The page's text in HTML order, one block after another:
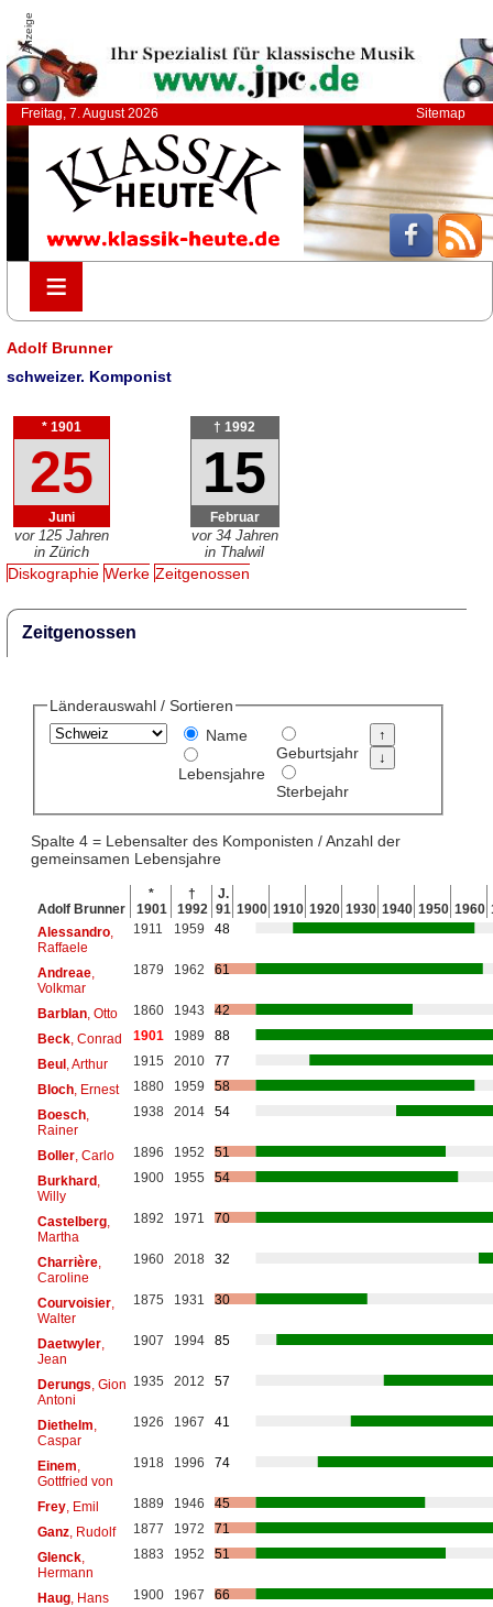
Anzeige
Freitag, 7. August 2026 Sitemap
≡
≡
Adolf Brunner
schweizer. Komponist
* 1901
25
Juni
vor 125 Jahren
in Zürich
† 1992
15
Februar
vor 34 Jahren
in Thalwil
Diskographie Werke Zeitgenossen
Zeitgenossen
Länderauswahl / Sortieren
Name
Lebensjahre
Geburtsjahr
Sterbejahr
Spalte 4 = Lebensalter des Komponisten / Anzahl der
gemeinsamen Lebensjahre
Adolf Brunner
*
1901
†
1992
J.
91 1900 1910 1920 1930 1940 1950 1960
Alessandro,
Raffaele
1911 1959 48
Andreae,
Volkmar
1879 1962 61
Barblan, Otto 1860 1943
42
Beck, Conrad 1901 1989
88
Beul, Arthur 1915 2010
77
Bloch, Ernest 1880 1959
58
Boesch,
Rainer
1938 2014 54
Boller, Carlo 1896 1952
51
Burkhard,
Willy
1900 1955 54
Castelberg,
Martha
1892 1971 70
Charrière,
Caroline
1960 2018 32
Courvoisier,
Walter
1875 1931 30
Daetwyler,
Jean
1907 1994 85
Derungs , Gion
Antoni
1935 2012 57
Diethelm
Caspar
1926 1967 41
Einem
Gottfried von
1918 1996 74
Frey, Emil 1889 1946
45
Ganz, Rudolf 1877 1972
71
Glenck,
Hermann
1883 1952 51
Haug, Hans 1900 1967
66